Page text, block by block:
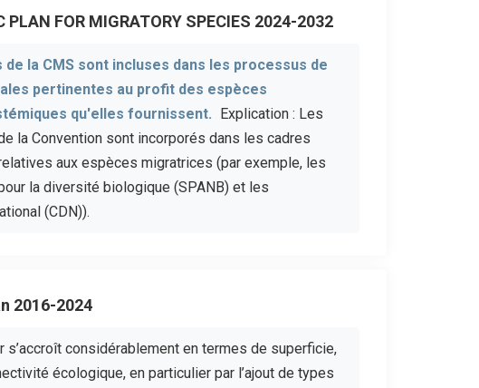
FOR MIGRATORY SPECIES 2024-2032
la CMS sont incluses dans les processus de
pertinentes au profit des espèces
qu'elles fournissent. Explication : Les
la Convention sont incorporés dans les cadres
aux espèces migratrices (par exemple, les
la diversité biologique (SPANB) et les
(CDN)).
2016-2024
s’accroît considérablement en termes de superficie,
écologique, en particulier par l’ajout de types